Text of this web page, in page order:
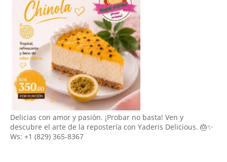
Delicias con amor y pasión. ¡Probar no basta! Ven y
descubre el arte de la repostería con Yaderis Delicious. 🎂✨
Ws: +1 (829) 365-8367